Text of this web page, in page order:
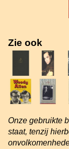
Zie ook
Onze gebruikte
staat, tenzij